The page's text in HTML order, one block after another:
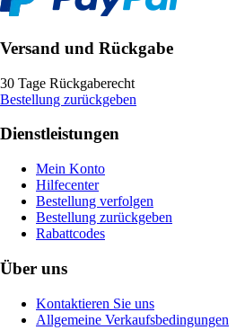
Versand und Rückgabe
30 Tage Rückgaberecht
Bestellung zurückgeben
Dienstleistungen
Mein Konto
Hilfecenter
Bestellung verfolgen
Bestellung zurückgeben
Rabattcodes
Über uns
Kontaktieren Sie uns
Allgemeine Verkaufsbedingungen